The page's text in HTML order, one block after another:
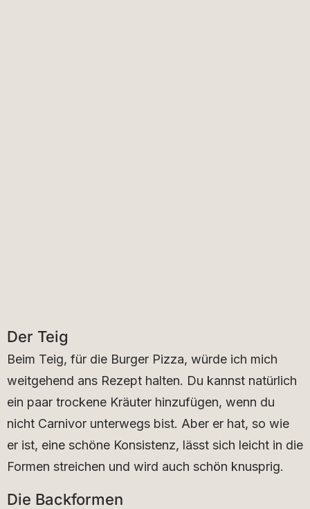
Der Teig
Beim Teig, für die Burger Pizza, würde ich mich
weitgehend ans Rezept halten. Du kannst natürlich
ein paar trockene Kräuter hinzufügen, wenn du
nicht Carnivor unterwegs bist. Aber er hat, so wie
er ist, eine schöne Konsistenz, lässt sich leicht in die
Formen streichen und wird auch schön knusprig.
Die Backformen